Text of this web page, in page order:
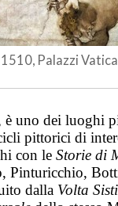
1510, Palazzi
uno dei luoghi
pittorici di
con le Storie di
Pinturicchio,
dalla Volta